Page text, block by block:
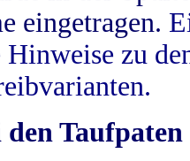
eingetragen.
zu
Taufpaten